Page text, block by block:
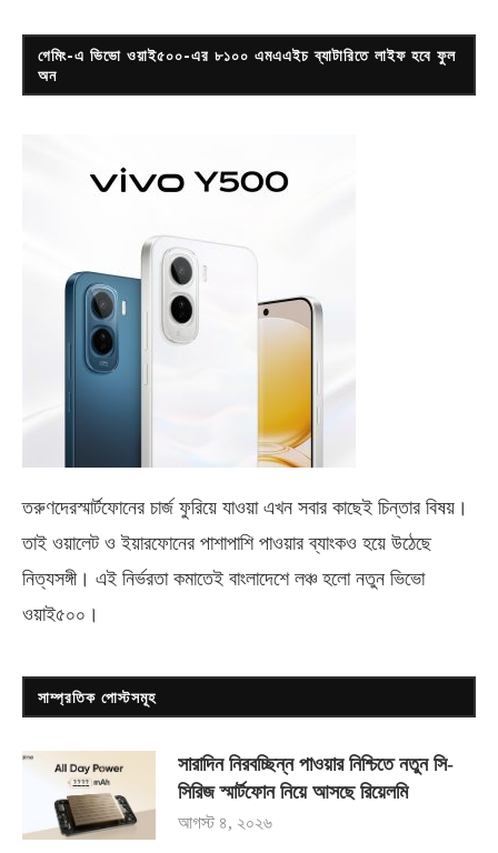
গেমিং-এ ভিভো ওয়াই৫০০-এর ৮১০০ এমএএইচ ব্যাটারিতে লাইফ হবে ফুল
অন
তরুণদেরস্মার্টফোনের চার্জ ফুরিয়ে যাওয়া এখন সবার কাছেই চিন্তার বিষয়।
তাই ওয়ালেট ও ইয়ারফোনের পাশাপাশি পাওয়ার ব্যাংকও হয়ে উঠেছে
নিত্যসঙ্গী। এই নির্ভরতা কমাতেই বাংলাদেশে লঞ্চ হলো নতুন ভিভো
ওয়াই৫০০ ।
সাম্প্রতিক পোস্টসমূহ
সারাদিন নিরবচ্ছিন্ন পাওয়ার নিশ্চিতে নতুন সি-
সিরিজ স্মার্টফোন নিয়ে আসছে রিয়েলমি
আগস্ট ৪, ২০২৬